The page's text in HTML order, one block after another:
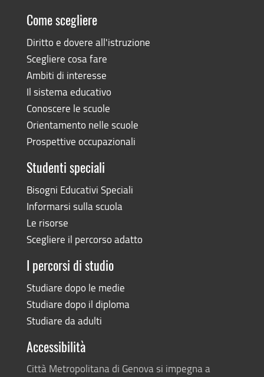
Come scegliere
Diritto e dovere all'istruzione
Scegliere cosa fare
Ambiti di interesse
Il sistema educativo
Conoscere le scuole
Orientamento nelle scuole
Prospettive occupazionali
Studenti speciali
Bisogni Educativi Speciali
Informarsi sulla scuola
Le risorse
Scegliere il percorso adatto
I percorsi di studio
Studiare dopo le medie
Studiare dopo il diploma
Studiare da adulti
Accessibilità
Città Metropolitana di Genova si impegna a